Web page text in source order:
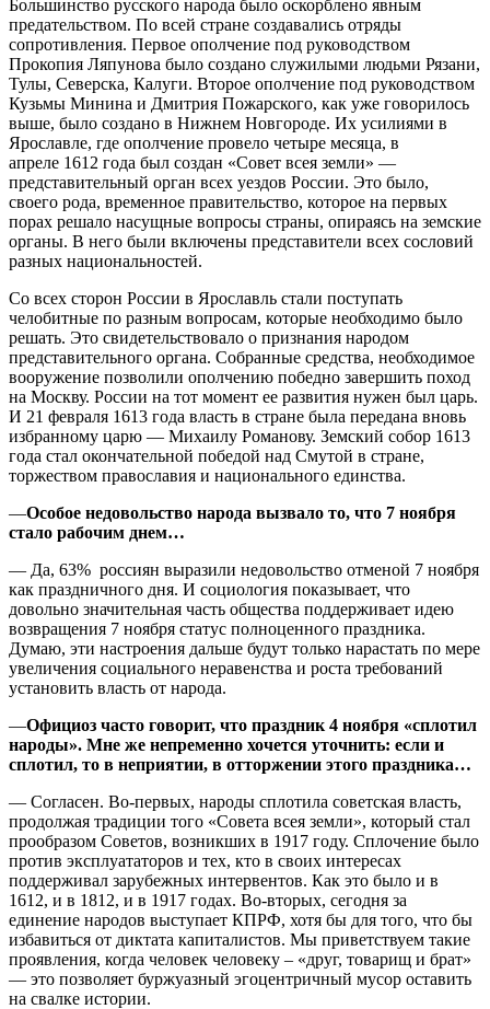
Большинство русского народа было оскорблено явным
предательством. По всей стране создавались отряды
сопротивления. Первое ополчение под руководством
Прокопия Ляпунова было создано служилыми людьми Рязани,
Тулы, Северска, Калуги. Второе ополчение под руководством
Кузьмы Минина и Дмитрия Пожарского, как уже говорилось
выше, было создано в Нижнем Новгороде. Их усилиями в
Ярославле, где ополчение провело четыре месяца, в
апреле 1612 года был создан «Совет всея земли» —
представительный орган всех уездов России. Это было,
своего рода, временное правительство, которое на первых
порах решало насущные вопросы страны, опираясь на земские
органы. В него были включены представители всех сословий
разных национальностей.
Со всех сторон России в Ярославль стали поступать
челобитные по разным вопросам, которые необходимо было
решать. Это свидетельствовало о признания народом
представительного органа. Собранные средства, необходимое
вооружение позволили ополчению победно завершить поход
на Москву. России на тот момент ее развития нужен был царь.
И 21 февраля 1613 года власть в стране была передана вновь
избранному царю — Михаилу Романову. Земский собор 1613
года стал окончательной победой над Смутой в стране,
торжеством православия и национального единства.
—Особое недовольство народа вызвало то, что 7 ноября
стало рабочим днем…
— Да, 63% россиян выразили недовольство отменой 7 ноября
как праздничного дня. И социология показывает, что
довольно значительная часть общества поддерживает идею
возвращения 7 ноября статус полноценного праздника.
Думаю, эти настроения дальше будут только нарастать по мере
увеличения социального неравенства и роста требований
установить власть от народа.
—Официоз часто говорит, что праздник 4 ноября «сплотил
народы». Мне же непременно хочется уточнить: если и
сплотил, то в неприятии, в отторжении этого праздника…
— Согласен. Во-первых, народы сплотила советская власть,
продолжая традиции того «Совета всея земли», который стал
прообразом Советов, возникших в 1917 году. Сплочение было
против эксплуататоров и тех, кто в своих интересах
поддерживал зарубежных интервентов. Как это было и в
1612, и в 1812, и в 1917 годах. Во-вторых, сегодня за
единение народов выступает КПРФ, хотя бы для того, что бы
избавиться от диктата капиталистов. Мы приветствуем такие
проявления, когда человек человеку – «друг, товарищ и брат»
— это позволяет буржуазный эгоцентричный мусор оставить
на свалке истории.